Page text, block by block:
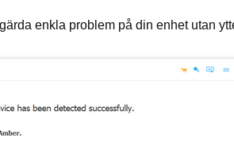
enkla problem på din enhet utan